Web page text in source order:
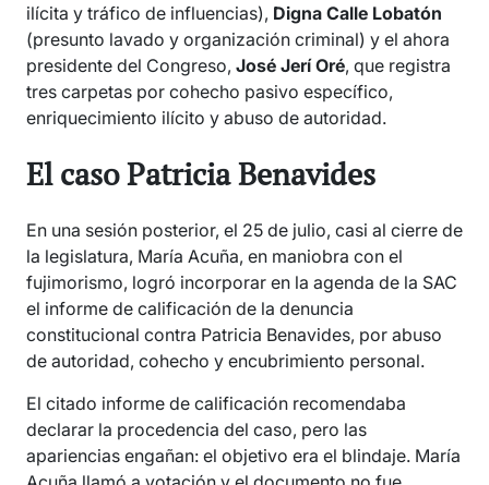
ilícita y tráfico de influencias), Digna Calle Lobatón
(presunto lavado y organización criminal) y el ahora
presidente del Congreso, José Jerí Oré, que registra
tres carpetas por cohecho pasivo específico,
enriquecimiento ilícito y abuso de autoridad.
El caso Patricia Benavides
En una sesión posterior, el 25 de julio, casi al cierre de
la legislatura, María Acuña, en maniobra con el
fujimorismo, logró incorporar en la agenda de la SAC
el informe de calificación de la denuncia
constitucional contra Patricia Benavides, por abuso
de autoridad, cohecho y encubrimiento personal.
El citado informe de calificación recomendaba
declarar la procedencia del caso, pero las
apariencias engañan: el objetivo era el blindaje. María